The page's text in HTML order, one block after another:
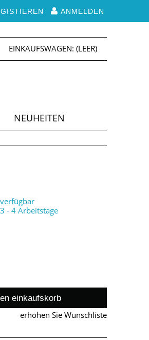
ANMELDEN
EINKAUFSWAGEN: (LEER)
NEUHEITEN
verfügbar
3 - 4 Arbeitstage
einkaufskorb
erhöhen Sie Wunschliste